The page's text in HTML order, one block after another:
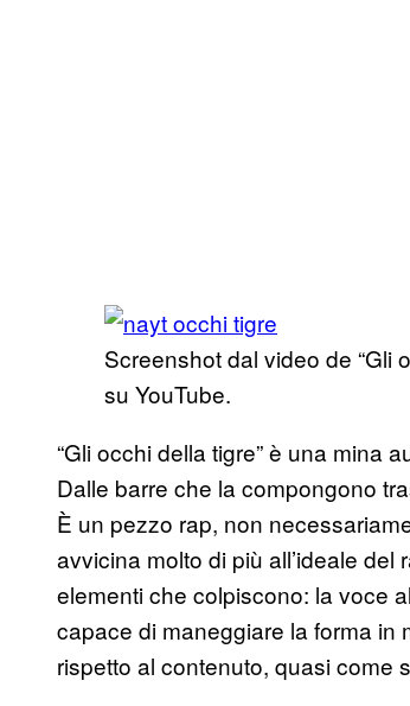
Screenshot dal video de “Gli
su YouTube.
“Gli occhi della tigre” è una mina
Dalle barre che la compongono
È un pezzo rap, non
avvicina molto di più all’ideale
elementi che colpiscono: la voce
capace di maneggiare la forma
rispetto al contenuto, quasi come